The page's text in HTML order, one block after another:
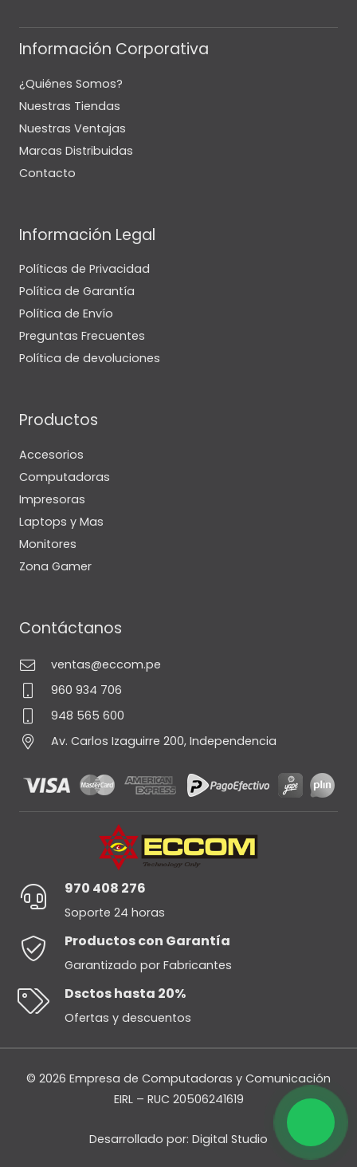
Información Corporativa
¿Quiénes Somos?
Nuestras Tiendas
Nuestras Ventajas
Marcas Distribuidas
Contacto
Información Legal
Políticas de Privacidad
Política de Garantía
Política de Envío
Preguntas Frecuentes
Política de devoluciones
Productos
Accesorios
Computadoras
Impresoras
Laptops y Mas
Monitores
Zona Gamer
Contáctanos
ventas@eccom.pe
960 934 706
948 565 600
Av. Carlos Izaguirre 200, Independencia
970 408 276
Soporte 24 horas
Productos con Garantía
Garantizado por Fabricantes
Dsctos hasta 20%
Ofertas y descuentos
© 2026 Empresa de Computadoras y Comunicación
EIRL – RUC 20506241619
Desarrollado por: Digital Studio